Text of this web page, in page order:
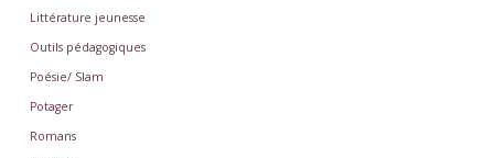
Littérature jeunesse
Outils pédagogiques
Poésie/ Slam
Potager
Romans